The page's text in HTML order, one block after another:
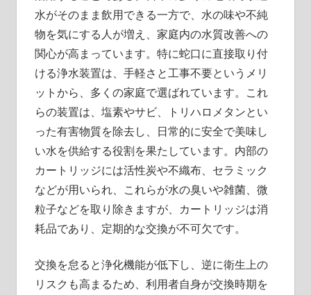
水がそのまま飲用できる一方で、水の味や不純
物を気にする人が増え、家庭内の水質改善への
関心が高まっています。特に蛇口に直接取り付
ける浄水装置は、手軽さと工事不要というメリ
ットから、多くの家庭で選ばれています。これ
らの装置は、塩素やサビ、トリハロメタンとい
った有害物質を除去し、日常的に安全で美味し
い水を供給する役割を果たしています。内部の
カートリッジには活性炭や不織布、セラミック
などが用いられ、これらが水の臭いや雑菌、微
粒子などを取り除きますが、カートリッジは消
耗品であり、定期的な交換が不可欠です。
交換を怠ると浄化機能が低下し、逆に衛生上の
リスクも高まるため、利用者自身が交換時期を